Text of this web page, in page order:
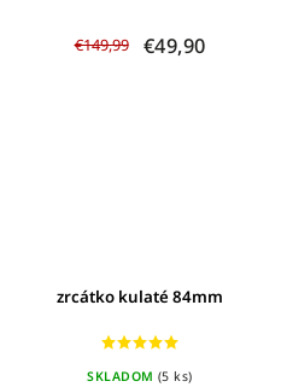
€149,99 €49,90
zrcátko kulaté 84mm
SKLADOM (5 ks)